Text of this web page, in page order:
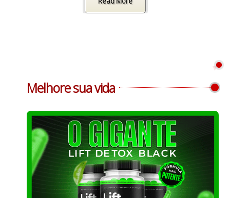
Melhore sua vida